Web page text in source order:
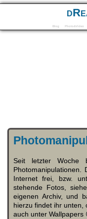
Blog Photo&Video
Seit letzter Woche
Photomanipulationen.
Internet frei, bzw.
stehende Fotos,
eigenen Archiv, und
hierzu findet ihr unten,
auch unter